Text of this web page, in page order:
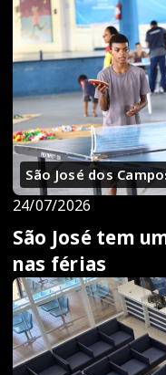
São José dos
24/07/2026
São José tem
nas férias